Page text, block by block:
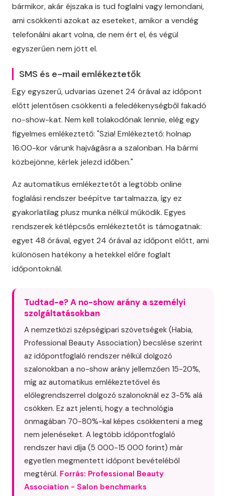
bármikor, akár éjszaka is tud foglalni vagy lemondani,
ami csökkenti azokat az eseteket, amikor a vendég
telefonálni akart volna, de nem ért el, és végül
egyszerűen nem jött el.
SMS és e-mail emlékeztetők
Egy egyszerű, udvarias üzenet 24 órával az időpont
előtt jelentősen csökkenti a feledékenységből fakadó
no-show-kat. Nem kell tolakodónak lennie, elég egy
figyelmes emlékeztető: "Szia! Emlékeztető: holnap
16:00-kor várunk hajvágásra a szalonban. Ha bármi
közbejönne, kérlek jelezd időben."
Az automatikus emlékeztetőt a legtöbb online
foglalási rendszer beépítve tartalmazza, így ez
gyakorlatilag plusz munka nélkül működik. Egyes
rendszerek kétlépcsős emlékeztetőt is támogatnak:
egyet 48 órával, egyet 24 órával az időpont előtt, ami
különösen hatékony a hetekkel előre foglalt
időpontoknál.
Tudtad-e? A no-show arány a személyi
szolgáltatásokban
A nemzetközi szépségipari szövetségek (Habia,
Professional Beauty Association) becslése szerint
az időpontfoglaló rendszer nélkül dolgozó
szalonokban a no-show arány jellemzően 15-20%,
míg az automatikus emlékeztetővel és
előlegrendszerrel dolgozó szalonoknál ez 3-5% alá
csökken. Ez azt jelenti, hogy a technológia
önmagában 70-80%-kal képes csökkenteni a meg
nem jelenéseket. A legtöbb időpontfoglaló
rendszer havi díja (5 000-15 000 forint) már
egyetlen megmentett időpont bevételéből
megtérül. Forrás: Professional Beauty
Association - Salon benchmarks